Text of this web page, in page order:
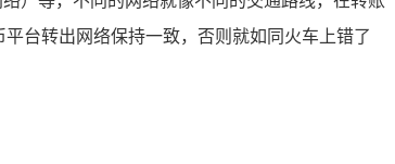
台转出网络保持一致，否则就如同火车上错了